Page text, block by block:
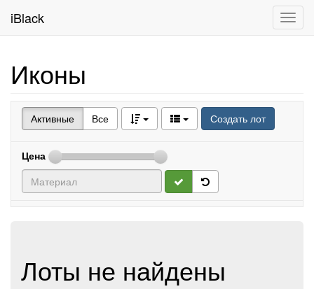
iBlack
Иконы
Активные Все Создать лот
Цена
Лоты не найдены